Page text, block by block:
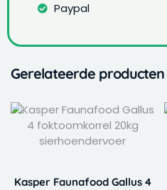
Paypal
Gerelateerde producten
Kasper Faunafood Gallus 4